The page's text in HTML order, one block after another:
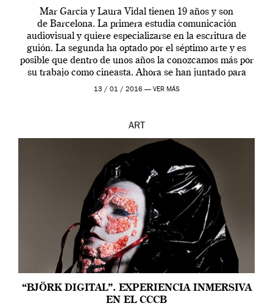
Mar Garcia y Laura Vidal tienen 19 años y son
de Barcelona. La primera estudia comunicación
audiovisual y quiere especializarse en la escritura de
guión. La segunda ha optado por el séptimo arte y es
posible que dentro de unos años la conozcamos más por
su trabajo como cineasta. Ahora se han juntado para
contarnos una […]
13 / 01 / 2016 — VER MÁS
ART
“BJÖRK DIGITAL”. EXPERIENCIA INMERSIVA
EN EL CCCB